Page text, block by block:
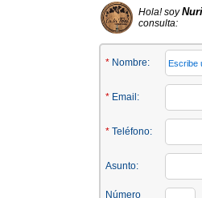
Hola! soy
consulta:
* Nombre:
* Email:
* Teléfono:
Asunto:
Número